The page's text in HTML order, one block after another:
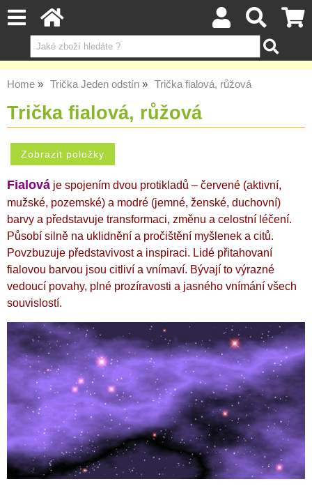
Home Trička Jeden odstín Trička fialová, růžová
Trička fialová, růžová
Fialová je spojením dvou protikladů – červené (aktivní,
mužské, pozemské) a modré (jemné, ženské, duchovní)
barvy a představuje transformaci, změnu a celostní léčení.
Působí silně na uklidnění a pročištění myšlenek a citů.
Povzbuzuje představivost a inspiraci. Lidé přitahovaní
fialovou barvou jsou citliví a vnímaví. Bývají to výrazné
vedoucí povahy, plné prozíravosti a jasného vnímání všech
souvislostí.